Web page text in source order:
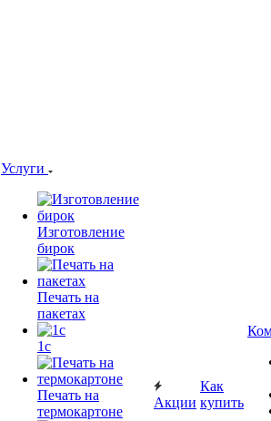
Услуги
Изготовление
бирок
Печать на
пакетах
1c
Печать на
термокартоне
Акции
Как
купить